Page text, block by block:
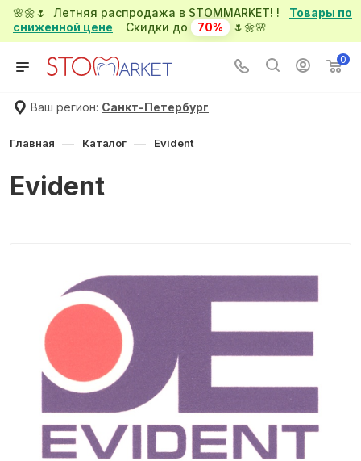
🌸🌼🌷 Летняя распродажа в STOMMARKET! ! Товары по
сниженной цене Скидки до 70% 🌷🌼🌸
0
Ваш регион: Санкт-Петербург
Главная — Каталог — Evident
Evident